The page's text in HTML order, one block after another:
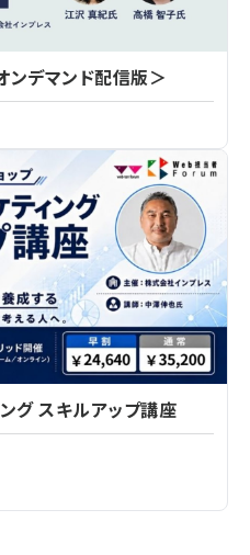
デマンド配信版＞
グ スキルアップ講座